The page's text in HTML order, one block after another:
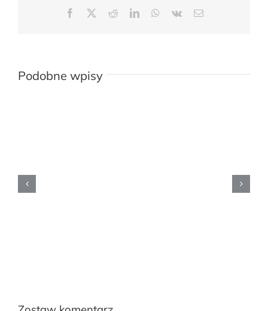
Facebook RedditLinkedInWhatsApp
Vk Email
Podobne wpisy